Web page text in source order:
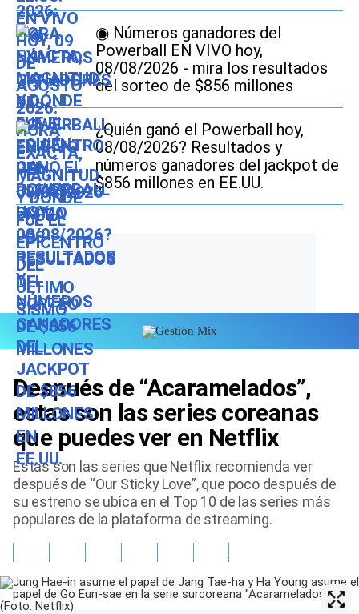
◉ Números ganadores del
Powerball EN VIVO hoy,
08/08/2026 - mira los resultados
del sorteo de $856 millones
¿Quién ganó el Powerball hoy,
08/08/2026? Resultados y
números ganadores del jackpot de
$856 millones en EE.UU.